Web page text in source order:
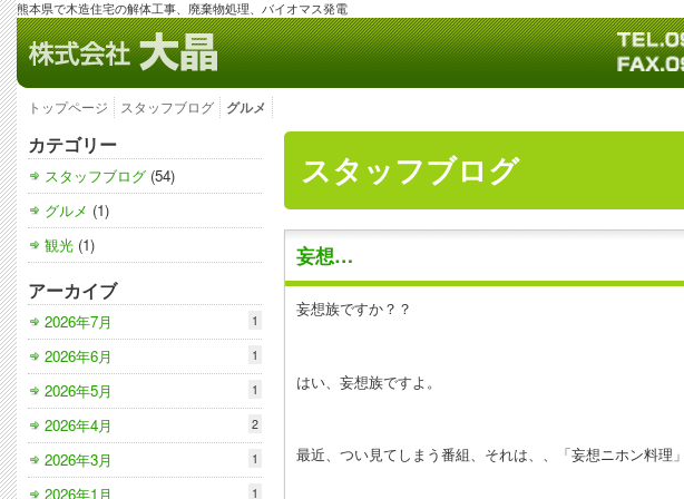
熊本県で木造住宅の解体工事、廃棄物処理、バイオマス発電
トップページ スタッフブログ グルメ
スタッフブログ
妄想…
妄想族ですか？？
はい、妄想族ですよ。
最近、つい見てしまう番組、それは、、「妄想ニホン料理
カテゴリー
スタッフブログ (54)
グルメ (1)
観光 (1)
アーカイブ
2026年7月 1
2026年6月 1
2026年5月 1
2026年4月 2
2026年3月 1
2026年1月 1